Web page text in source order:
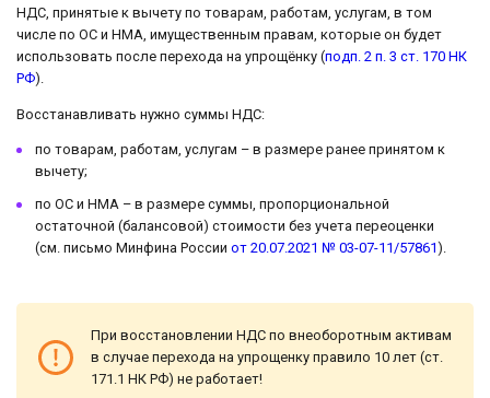
НДС, принятые к вычету по товарам, работам, услугам, в том
числе по ОС и НМА, имущественным правам, которые он будет
использовать после перехода на упрощёнку (подп. 2 п. 3 ст. 170 НК
РФ).
Восстанавливать нужно суммы НДС:
по товарам, работам, услугам – в размере ранее принятом к
вычету;
по ОС и НМА – в размере суммы, пропорциональной
остаточной (балансовой) стоимости без учета переоценки
(см. письмо Минфина России от 20.07.2021 № 03-07-11/57861).
При восстановлении НДС по внеоборотным активам
в случае перехода на упрощенку правило 10 лет (ст.
171.1 НК РФ) не работает!